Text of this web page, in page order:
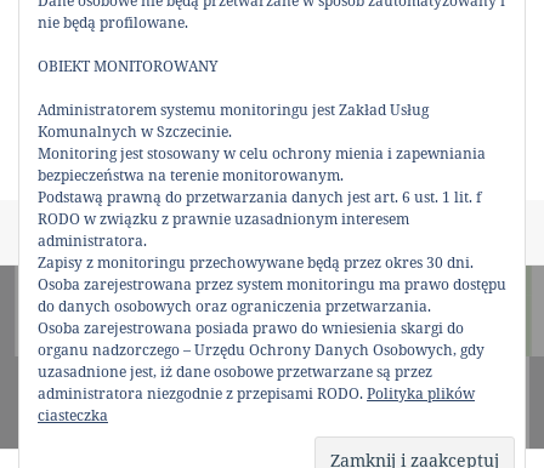
0
UDOSTĘPNIJ:
Data
publikacji
19 lutego 2026 Autor Kategorie
Bez kategorii
Nawigacja
wpisuPOPRZEDNI
Poprzedni
wpis:
Komunikat organizacyjny
NASTĘPNY
Następny
Komunikat organizacyjny
nie będą profilowane.
OBIEKT MONITOROWANY
Administratorem systemu monitoringu jest Zakład Usług
Komunalnych w Szczecinie.
Monitoring jest stosowany w celu ochrony mienia i zapewniania
bezpieczeństwa na terenie monitorowanym.
Podstawą prawną do przetwarzania danych jest art. 6 ust. 1 lit. f
RODO w związku z prawnie uzasadnionym interesem
administratora.
Zapisy z monitoringu przechowywane będą przez okres 30 dni.
Osoba zarejestrowana przez system monitoringu ma prawo dostępu
do danych osobowych oraz ograniczenia przetwarzania.
Osoba zarejestrowana posiada prawo do wniesienia skargi do
organu nadzorczego – Urzędu Ochrony Danych Osobowych, gdy
uzasadnione jest, iż dane osobowe przetwarzane są przez
administratora niezgodnie z przepisami RODO.Polityka plików
ciasteczka